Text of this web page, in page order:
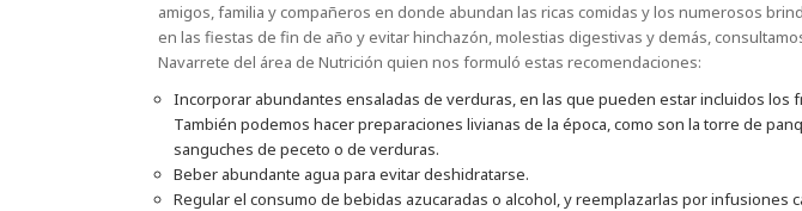
amigos, familia y compañeros en donde abundan las ricas comidas y los numerosos
en las fiestas de fin de año y evitar hinchazón, molestias digestivas y demás,
Navarrete del área de Nutrición quien nos formuló estas recomendaciones:
Incorporar abundantes ensaladas de verduras, en las que pueden estar incluidos los
También podemos hacer preparaciones livianas de la época, como son la torre de
sanguches de peceto o de verduras.
Beber abundante agua para evitar deshidratarse.
Regular el consumo de bebidas azucaradas o alcohol, y reemplazarlas por infusiones